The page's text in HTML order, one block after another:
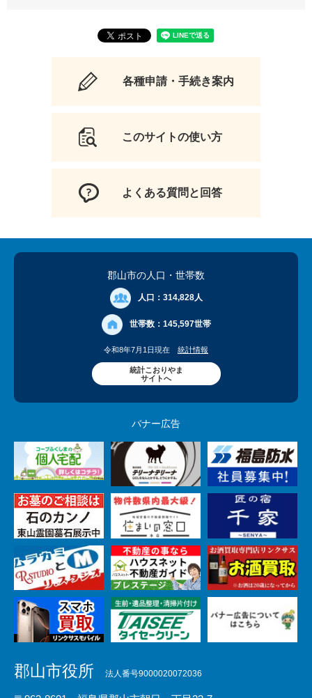
各種申請・手続き案内
このサイトの使い方
よくある質問と回答
郡山市の人口 ・世帯数
人口： 314,828人
世帯数： 145,597世帯
令和8年7月1日現在 統計情報
統計こおりやま
サイトへ
バナー広告
郡山市役所 法人番号9000020072036